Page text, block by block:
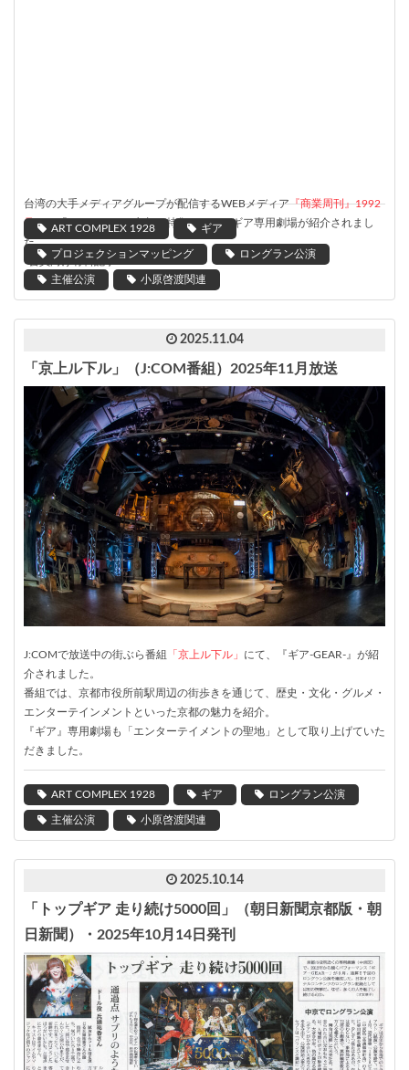
台湾の大手メディアグループが配信するWEBメディア『商業周刊』1992
号
にて「とっておきの京都」特集として、ギア専用劇場が紹介されまし
た。
*会員向け有料記事
ART COMPLEX 1928 ギア
プロジェクションマッピング ロングラン公演
主催公演 小原啓渡関連
2025.11.04
「京上ル下ル」（J:COM番組）2025年11月放送
J:COMで放送中の街ぶら番組 「京上ル下ル」 にて、『ギア-GEAR-』が紹
介されました。
番組では、京都市役所前駅周辺の街歩きを通じて、歴史・文化・グルメ・
エンターテインメントといった京都の魅力を紹介。
『ギア』専用劇場も「エンターテイメントの聖地」として取り上げていた
だきました。
ART COMPLEX 1928 ギア ロングラン公演
主催公演 小原啓渡関連
2025.10.14
「トップギア 走り続け5000回」（朝日新聞京都版・朝
日新聞）・2025年10月14日発刊